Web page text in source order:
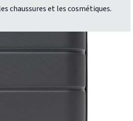
chaussures et les cosmétiques.